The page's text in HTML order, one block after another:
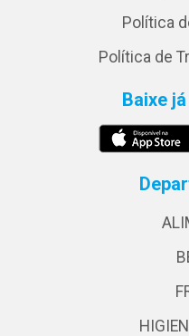
Política
Política de
Baixe